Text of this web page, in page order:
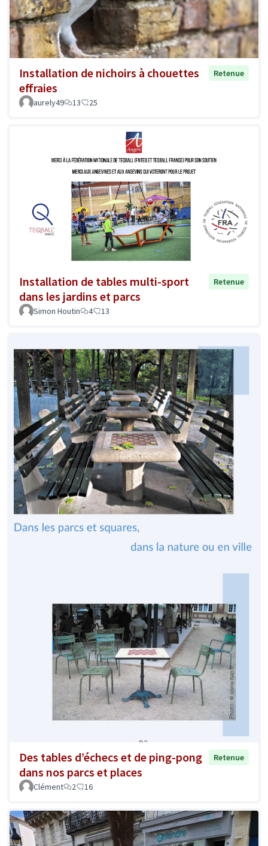
Installation de nichoirs à chouettes
effraies
Retenue
aurely49 13 25
Installation de tables multi-sport
dans les jardins et parcs
Retenue
Simon Houtin 4 13
Des tables d’échecs et de ping-pong
dans nos parcs et places
Retenue
Clément 2 16